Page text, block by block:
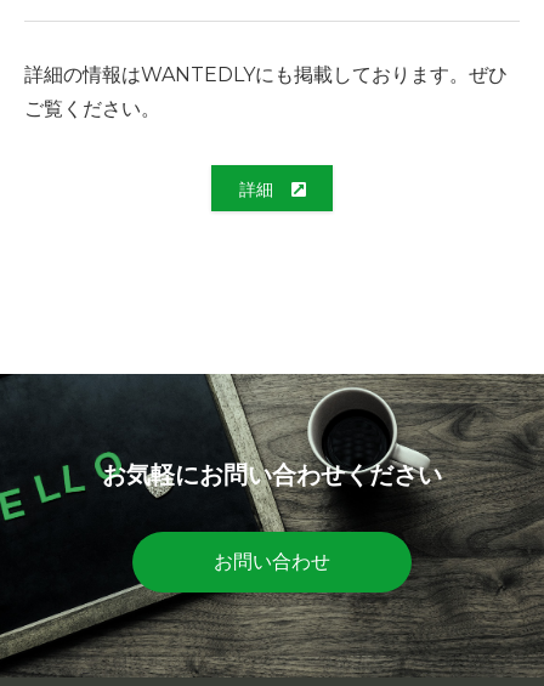
詳細の情報はWANTEDLYにも掲載しております。ぜひ
ご覧ください。
詳細
お気軽にお問い合わせください
お問い合わせ